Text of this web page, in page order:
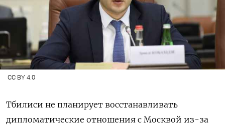
CC BY 4.0
Тбилиси не планирует восстанавливать
дипломатические отношения с Москвой из-за